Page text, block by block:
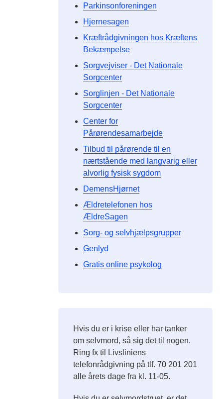
Parkinsonforeningen
Hjernesagen
Kræftrådgivningen hos Kræftens
Bekæmpelse
Sorgvejviser - Det Nationale
Sorgcenter
Sorglinjen - Det Nationale
Sorgcenter
Center for
Pårørendesamarbejde
Tilbud til pårørende til en
nærtstående med langvarig eller
alvorlig fysisk sygdom
DemensHjørnet
Ældretelefonen hos
ÆldreSagen
Sorg- og selvhjælpsgrupper
Genlyd
Gratis online psykolog
Hvis du er i krise eller har tanker
om selvmord, så sig det til nogen.
Ring fx til Livsliniens
telefonrådgivning på tlf. 70 201 201
alle årets dage fra kl. 11-05.